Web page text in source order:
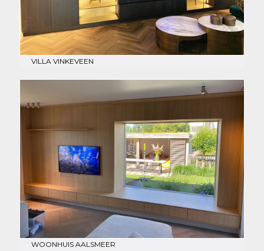
VILLA VINKEVEEN
WOONHUIS AALSMEER